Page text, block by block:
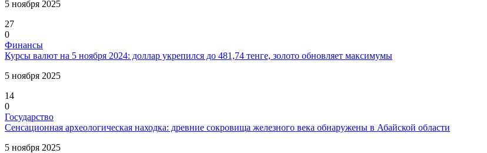
5 ноября 2025
27
0
Финансы
Курсы валют на 5 ноября 2024: доллар укрепился до 481,74 тенге, золото обновляет максимумы
5 ноября 2025
14
0
Государство
Сенсационная археологическая находка: древние сокровища железного века обнаружены в Абайской области
5 ноября 2025